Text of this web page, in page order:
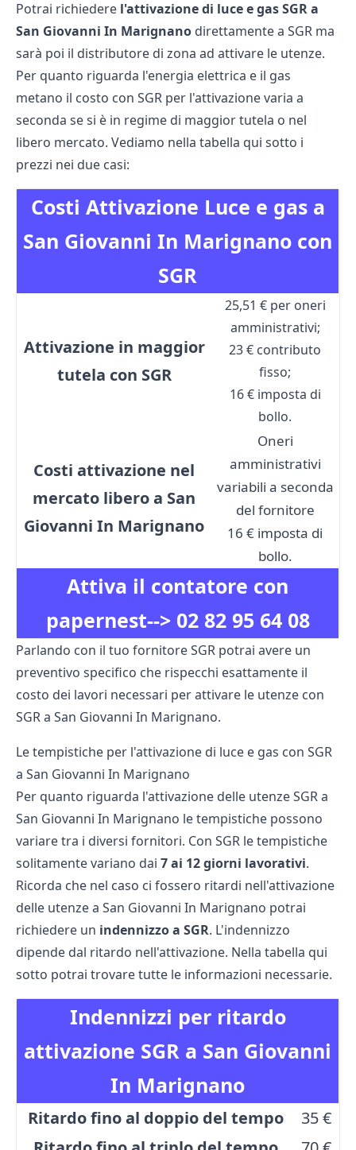
Potrai richiedere l'attivazione di luce e gas SGR a
San Giovanni In Marignano direttamente a SGR ma
sarà poi il distributore di zona ad attivare le utenze.
Per quanto riguarda l'energia elettrica e il gas
metano il costo con SGR per l'attivazione varia a
seconda se si è in regime di maggior tutela o nel
libero mercato. Vediamo nella tabella qui sotto i
prezzi nei due casi:
Attiva il contatore con
papernest--> 02 82 95 64 08
Costi Attivazione Luce e gas a
San Giovanni In Marignano con
SGR
Attivazione in maggior
tutela con SGR
25,51 € per oneri
amministrativi;
23 € contributo
fisso;
16 € imposta di
bollo.
Costi attivazione nel
mercato libero a San
Giovanni In Marignano
Oneri
amministrativi
variabili a seconda
del fornitore
16 € imposta di
bollo.
Parlando con il tuo fornitore SGR potrai avere un
preventivo specifico che rispecchi esattamente il
costo dei lavori necessari per attivare le utenze con
SGR a San Giovanni In Marignano.
Le tempistiche per l'attivazione di luce e gas con SGR
a San Giovanni In Marignano
Per quanto riguarda l'attivazione delle utenze SGR a
San Giovanni In Marignano le tempistiche possono
variare tra i diversi fornitori. Con SGR le tempistiche
solitamente variano dai 7 ai 12 giorni lavorativi.
Ricorda che nel caso ci fossero ritardi nell'attivazione
delle utenze a San Giovanni In Marignano potrai
richiedere un indennizzo a SGR. L'indennizzo
dipende dal ritardo nell'attivazione. Nella tabella qui
sotto potrai trovare tutte le informazioni necessarie.
Indennizzi per ritardo
attivazione SGR a San Giovanni
In Marignano
Ritardo fino al doppio del tempo
35 €